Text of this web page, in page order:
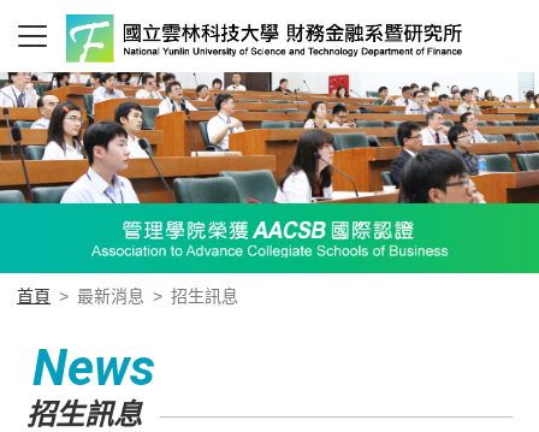
首頁 > 最新消息 > 招生訊息
News
招生訊息